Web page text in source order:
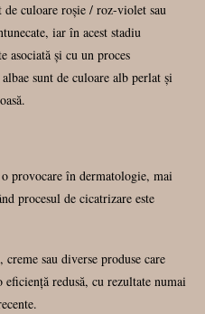
culoare roșie / roz-violet sau
iar în acest stadiu
asociată și cu un proces
sunt de culoare alb perlat și
provocare în dermatologie, mai
procesul de cicatrizare este
sau diverse produse care
redusă, cu rezultate numai